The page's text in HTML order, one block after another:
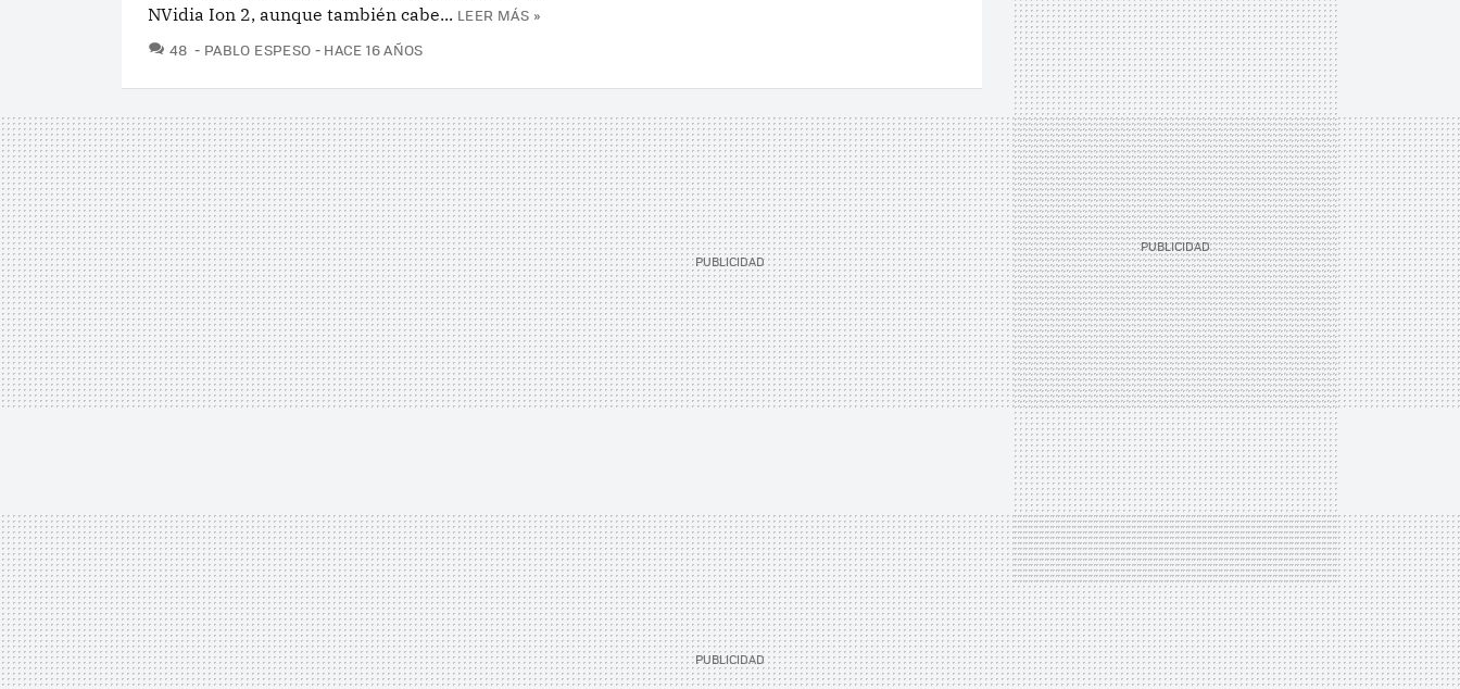
NVidia Ion 2, aunque también cabe... LEER MÁS »
48 COMENTARIOS
PABLO ESPESO HACE 16 AÑOS